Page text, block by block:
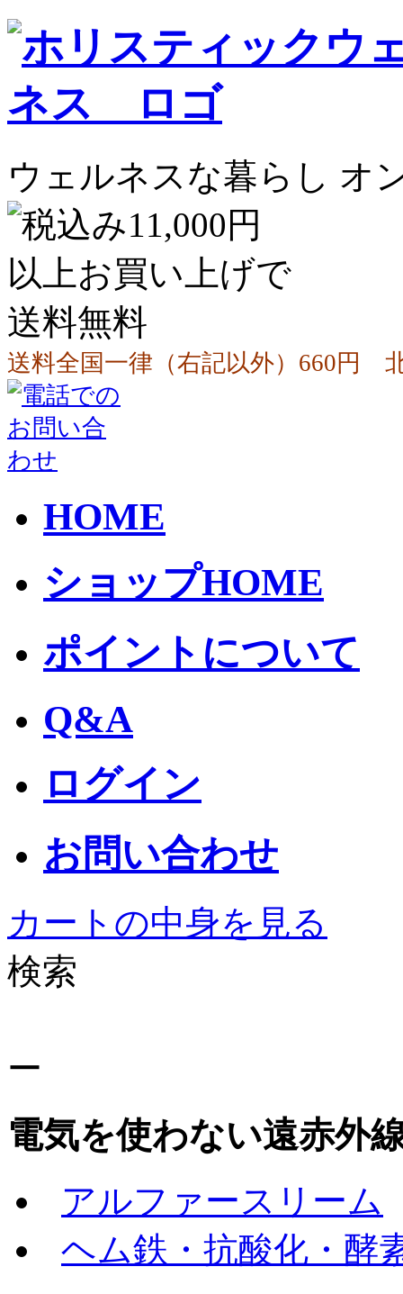
ウェルネスな暮らし オ
送料全国一律（右記以外）660円
HOME
ショップHOME
ポイントについて
Q&A
ログイン
お問い合わせ
カートの中身を見る
検索
ー
電気を使わない遠赤外
アルファースリーム
ヘム鉄・抗酸化・酵